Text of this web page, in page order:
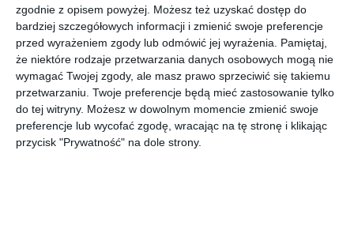
zgodnie z opisem powyżej. Możesz też uzyskać dostęp do
bardziej szczegółowych informacji i zmienić swoje preferencje
przed wyrażeniem zgody lub odmówić jej wyrażenia.
Pamiętaj,
że niektóre rodzaje przetwarzania danych osobowych mogą nie
wymagać Twojej zgody, ale masz prawo sprzeciwić się takiemu
przetwarzaniu. Twoje preferencje będą mieć zastosowanie tylko
do tej witryny. Możesz w dowolnym momencie zmienić swoje
preferencje lub wycofać zgodę, wracając na tę stronę i klikając
przycisk "Prywatność" na dole strony.
Ogrodowy stół z
drewnianymi krzesłami
Dodaj do ulubionych
Taras wyspowy z
kamienia